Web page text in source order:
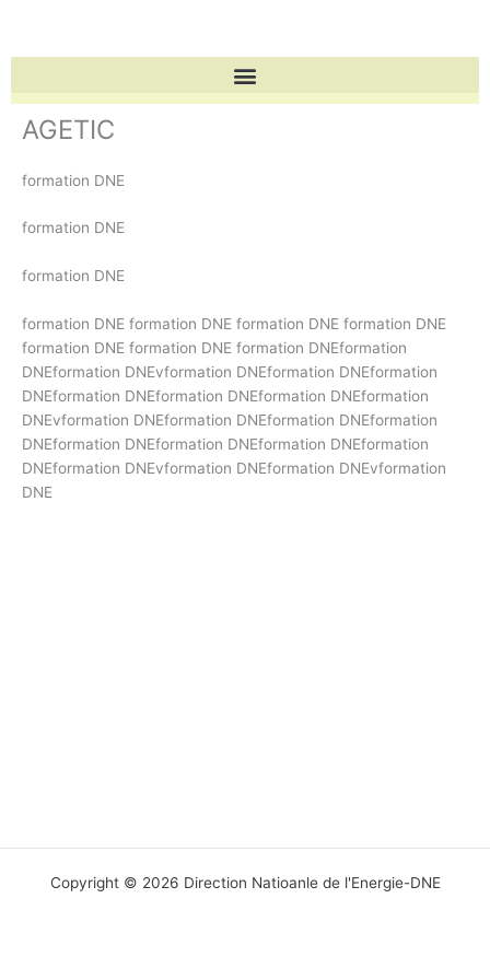
contenu
AGETIC
formation DNE
formation DNE
formation DNE
formation DNE formation DNE formation DNE formation DNE
formation DNE formation DNE formation DNEformation
DNEformation DNEvformation DNEformation DNEformation
DNEformation DNEformation DNEformation DNEformation
DNEvformation DNEformation DNEformation DNEformation
DNEformation DNEformation DNEformation DNEformation
DNEformation DNEvformation DNEformation DNEvformation
DNE
Copyright © 2026 Direction Natioanle de l'Energie-DNE